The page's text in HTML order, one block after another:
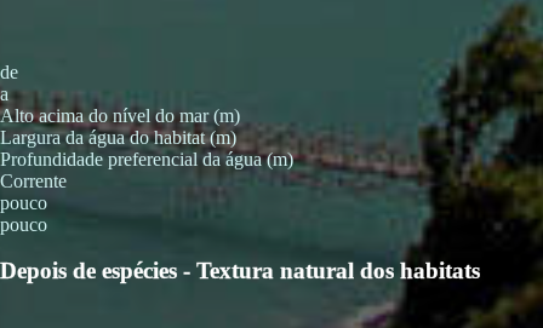
de
a
Alto acima do nível do mar (m)
Largura da água do habitat (m)
Profundidade preferencial da água (m)
Corrente
pouco
pouco
Depois de espécies - Textura natural dos habitats